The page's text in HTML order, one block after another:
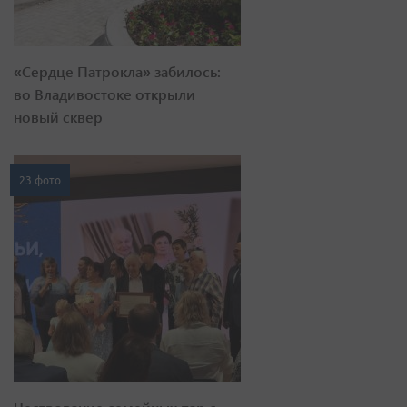
«Сердце Патрокла» забилось:
во Владивостоке открыли
новый сквер
23 фото